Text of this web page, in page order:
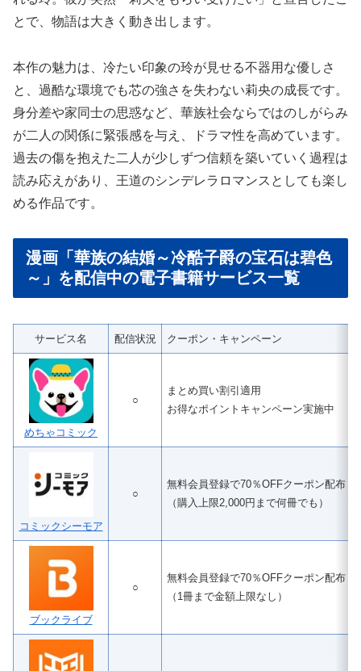
とで、物語は大きく動き出します。
本作の魅力は、冷たい印象の玲が見せる不器用な優しさ
と、過酷な環境でも芯の強さを失わない莉央の成長です。
身分差や家同士の思惑など、華族社会ならではのしがらみ
が二人の関係に緊張感を与え、ドラマ性を高めています。
過去の傷を抱えた二人が少しずつ信頼を築いていく過程は
読み応えがあり、王道のシンデレラロマンスとしても楽し
める作品です。
漫画「華族の結婚～冷酷子爵の宝石は碧色
～」を配信中の電子書籍サービス一覧
サービス名 配信状況 クーポン・キャンペーン
めちゃコミック
○
まとめ買い割引適用
お得なポイントキャンペーン実施中
コミックシーモア
○
無料会員登録で70％OFFクーポン配布
（購入上限2,000円まで何冊でも）
ブックライブ
○
無料会員登録で70％OFFクーポン配布
（1冊まで金額上限なし）